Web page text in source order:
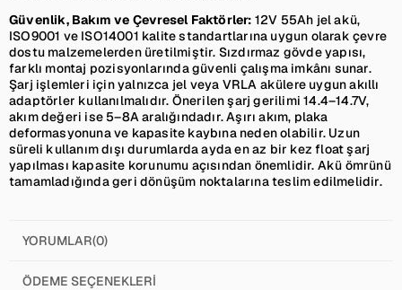
Güvenlik, Bakım ve Çevresel Faktörler: 12V 55Ah jel akü,
ISO9001 ve ISO14001 kalite standartlarına uygun olarak çevre
dostu malzemelerden üretilmiştir. Sızdırmaz gövde yapısı,
farklı montaj pozisyonlarında güvenli çalışma imkânı sunar.
Şarj işlemleri için yalnızca jel veya VRLA akülere uygun akıllı
adaptörler kullanılmalıdır. Önerilen şarj gerilimi 14.4–14.7V,
akım değeri ise 5–8A aralığındadır. Aşırı akım, plaka
deformasyonuna ve kapasite kaybına neden olabilir. Uzun
süreli kullanım dışı durumlarda ayda en az bir kez float şarj
yapılması kapasite korunumu açısından önemlidir. Akü ömrünü
tamamladığında geri dönüşüm noktalarına teslim edilmelidir.
YORUMLAR(0)
ÖDEME SEÇENEKLERI